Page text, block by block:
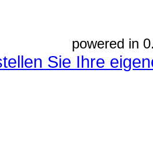
powered in
Sie Ihre